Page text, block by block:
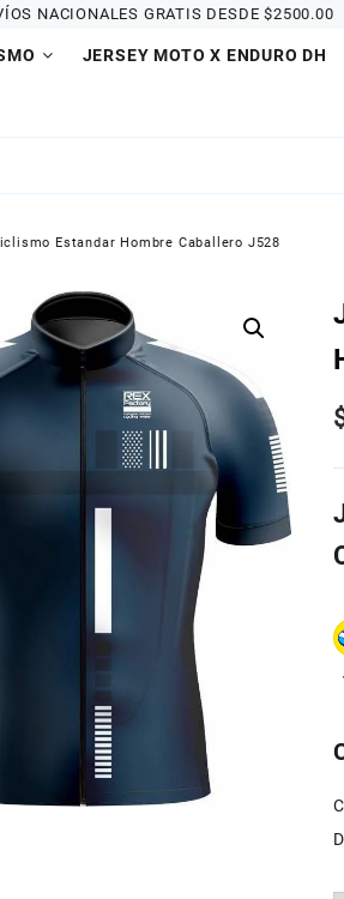
NACIONALES GRATIS DESDE $2500.00
JERSEY MOTO X ENDURO DH
Estandar Hombre Caballero J528